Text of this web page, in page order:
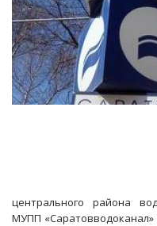
поучаствовать
в
подкупе
центрального района
МУПП